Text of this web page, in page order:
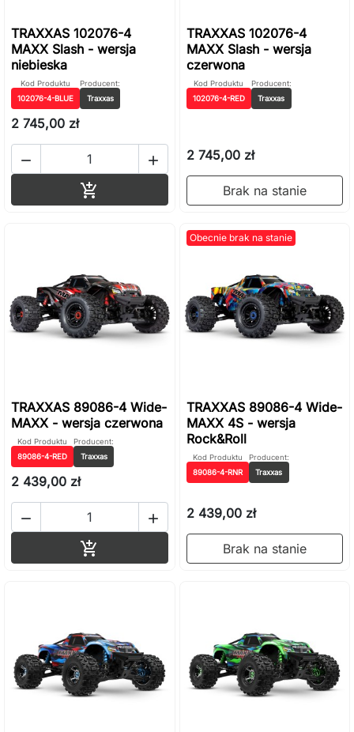
TRAXXAS 102076-4
MAXX Slash - wersja
niebieska
Kod Produktu
102076-4-BLUE
Producent:
Traxxas
2 745,00 zł
 

TRAXXAS 102076-4
MAXX Slash - wersja
czerwona
Kod Produktu
102076-4-RED
Producent:
Traxxas
2 745,00 zł
Brak na stanie
TRAXXAS 89086-4 Wide-
MAXX - wersja czerwona
Kod Produktu
89086-4-RED
Producent:
Traxxas
2 439,00 zł
 

Obecnie brak na stanie
TRAXXAS 89086-4 Wide-
MAXX 4S - wersja
Rock&Roll
Kod Produktu
89086-4-RNR
Producent:
Traxxas
2 439,00 zł
Brak na stanie